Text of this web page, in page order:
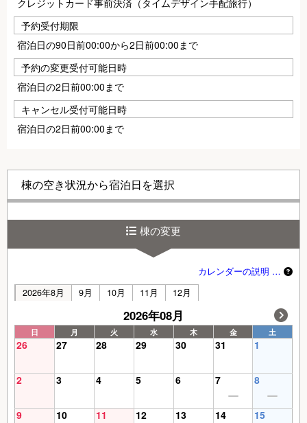
クレジットカード事前決済（タイムデザイン手配旅行）
予約受付期限
宿泊日の90日前00:00から2日前00:00まで
予約の変更受付可能日時
宿泊日の2日前00:00まで
キャンセル受付可能日時
宿泊日の2日前00:00まで
棟の空き状況から宿泊日を選択
棟の変更
カレンダーの説明 …
2026年8月
9月 10月 11月 12月
2026年08月
日 月 火 水 木 金 土
26 27 28 29 30 31 1
2 3 4 5 6 7 8
9 10 11 12 13 14 15